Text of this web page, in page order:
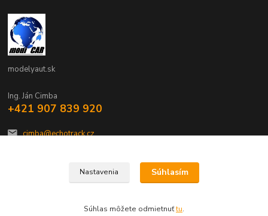
modelyaut.sk
Ing. Ján Cimba
+421 907 839 920
cimba@echotrack.cz
Nastavenia Súhlasím
Súhlas môžete odmietnuťtu.